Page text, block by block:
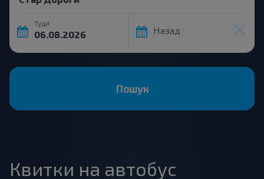
Туди
Назад
Пошук
Квитки на автобус